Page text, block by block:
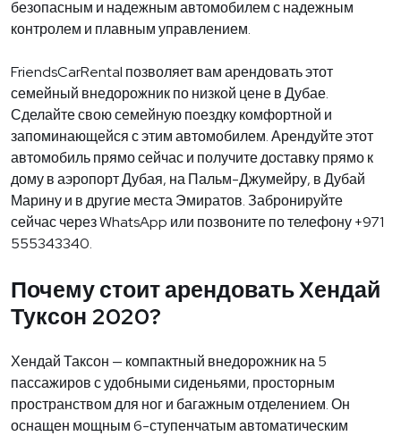
безопасным и надежным автомобилем с надежным
контролем и плавным управлением.
FriendsCarRental позволяет вам арендовать этот
семейный внедорожник по низкой цене в Дубае.
Сделайте свою семейную поездку комфортной и
запоминающейся с этим автомобилем. Арендуйте этот
автомобиль прямо сейчас и получите доставку прямо к
дому в аэропорт Дубая, на Пальм-Джумейру, в Дубай
Марину и в другие места Эмиратов. Забронируйте
сейчас через WhatsApp или позвоните по телефону +971
555343340.
Почему стоит арендовать Хендай
Туксон 2020?
Хендай Таксон — компактный внедорожник на 5
пассажиров с удобными сиденьями, просторным
пространством для ног и багажным отделением. Он
оснащен мощным 6-ступенчатым автоматическим